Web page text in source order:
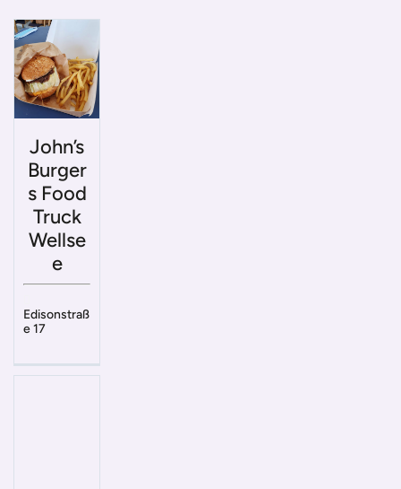
John’s
Burger
s Food
Truck
Wellse
e
Edisonstraß
e 17